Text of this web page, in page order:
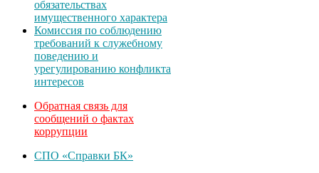
обязательствах
имущественного характера
Комиссия по соблюдению
требований к служебному
поведению и
урегулированию конфликта
интересов
Обратная связь для
сообщений о фактах
коррупции
СПО «Справки БК»